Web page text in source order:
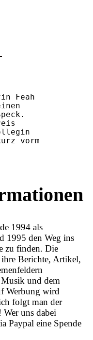
Feah
vorm
1994 als
1995 den Weg ins
zu finden. Die
Berichte, Artikel,
und dem
Werbung wird
folgt man der
uns dabei
Paypal eine Spende